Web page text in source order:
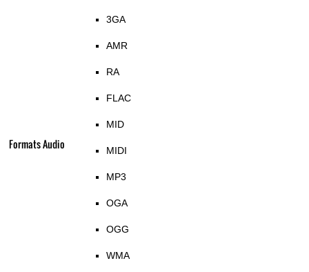
Formats Audio
3GA
AMR
RA
FLAC
MID
MIDI
MP3
OGA
OGG
WMA